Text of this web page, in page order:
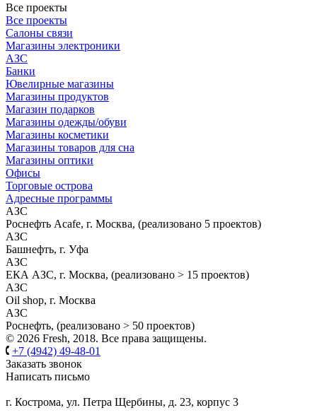
Все проекты
Все проекты
Салоны связи
Магазины электроники
АЗС
Банки
Ювелирные магазины
Магазины продуктов
Магазин подарков
Магазины одежды/обуви
Магазины косметики
Магазины товаров для сна
Магазины оптики
Офисы
Торговые острова
Адресные программы
АЗС
Роснефть Acafe, г. Москва, (реализовано 5 проектов)
АЗС
Башнефть, г. Уфа
АЗС
ЕКА АЗС, г. Москва, (реализовано > 15 проектов)
АЗС
Oil shop, г. Москва
АЗС
Роснефть, (реализовано > 50 проектов)
© 2026 Fresh, 2018. Все права защищены.
+7 (4942) 49-48-01
Заказать звонок
Написать письмо
г. Кострома, ул. Петра Щербины, д. 23, корпус 3